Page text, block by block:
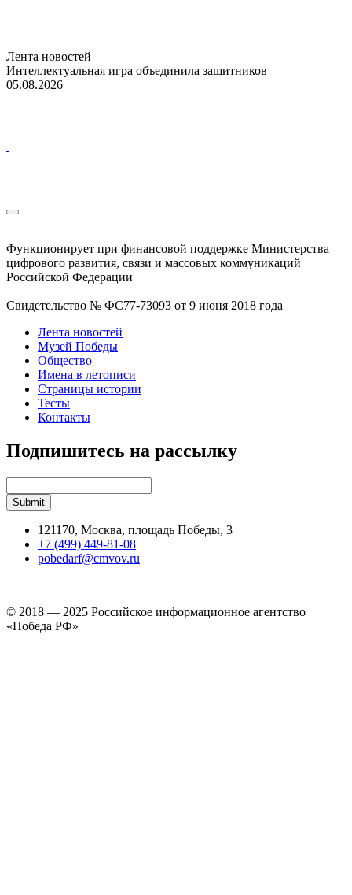
Лента новостей
Интеллектуальная игра объединила защитников
05.08.2026
Функционирует при финансовой поддержке Министерства
цифрового развития, связи и массовых коммуникаций
Российской Федерации
Свидетельство № ФС77-73093 от 9 июня 2018 года
Лента новостей
Музей Победы
Общество
Имена в летописи
Страницы истории
Тесты
Контакты
Подпишитесь на рассылку
121170, Москва, площадь Победы, 3
+7 (499) 449-81-08
pobedarf@cmvov.ru
© 2018 — 2025 Российское информационное агентство
«Победа РФ»